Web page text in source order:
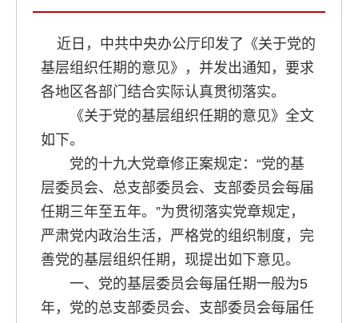
近日，中共中央办公厅印发了《关于党的
基层组织任期的意见》，并发出通知，要求
各地区各部门结合实际认真贯彻落实。
《关于党的基层组织任期的意见》全文
如下。
党的十九大党章修正案规定：“党的基
层委员会、总支部委员会、支部委员会每届
任期三年至五年。”为贯彻落实党章规定，
严肃党内政治生活，严格党的组织制度，完
善党的基层组织任期，现提出如下意见。
一、党的基层委员会每届任期一般为5
年，党的总支部委员会、支部委员会每届任